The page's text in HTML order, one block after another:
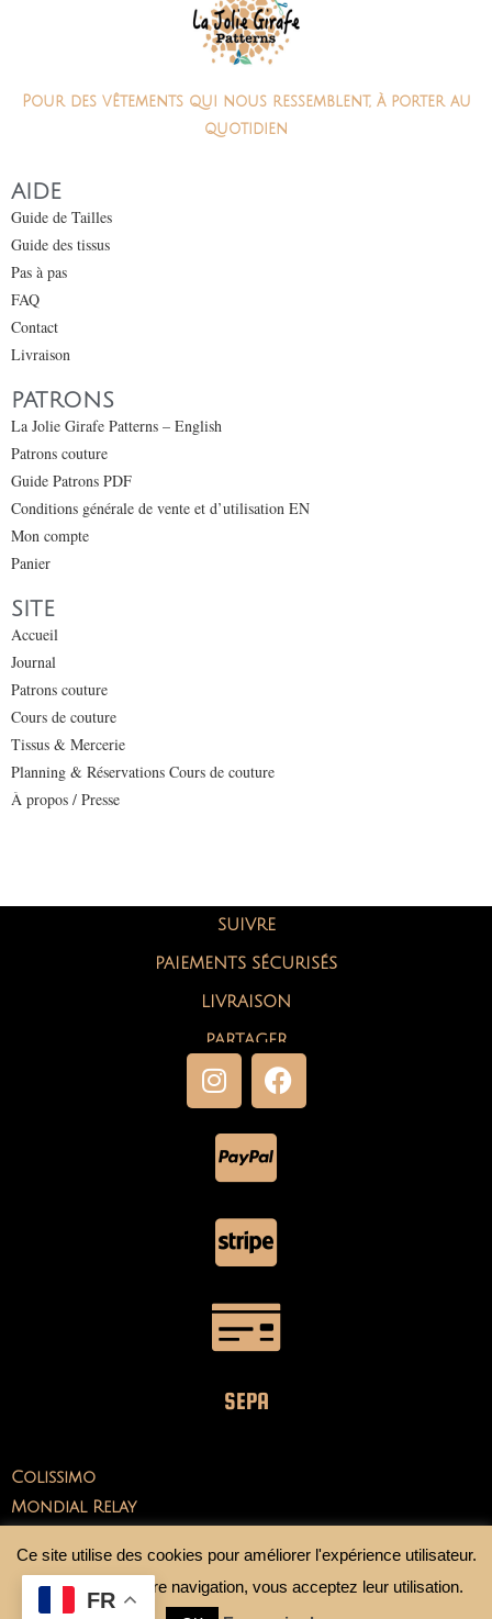
Pour des vêtements qui nous ressemblent, à porter au
quotidien
AIDE
Guide de Tailles
Guide des tissus
Pas à pas
FAQ
Contact
Livraison
PATRONS
La Jolie Girafe Patterns – English
Patrons couture
Guide Patrons PDF
Conditions générale de vente et d’utilisation EN
Mon compte
Panier
SITE
Accueil
Journal
Patrons couture
Cours de couture
Tissus & Mercerie
Planning & Réservations Cours de couture
À propos / Presse
SUIVRE
PAIEMENTS SÉCURISÉS
LIVRAISON
PARTAGER
SEPA
Colissimo
Mondial Relay
Ce site utilise des cookies pour améliorer l'expérience utilisateur.
En continuant votre navigation, vous acceptez leur utilisation.
FR